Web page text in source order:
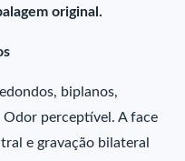
original.
biplanos,
perceptível. A face
e gravação bilateral